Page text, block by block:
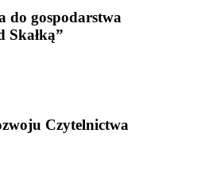
do gospodarstwa
Skałką”
Czytelnictwa